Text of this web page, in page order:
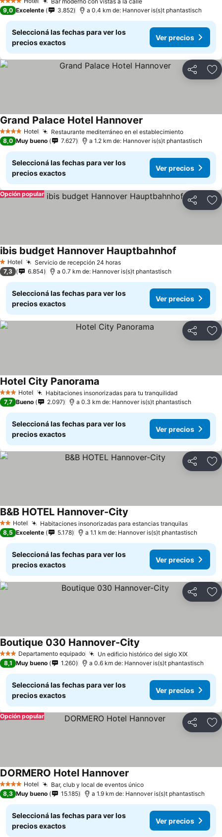
4 Estrellas Ver precios
9,0 Excelente 3.852 a 0.4 km de: Hannover is(s)t phantastisch
Seleccioná las fechas para ver los
precios exactos
Ver precios
Compartir
4 EstrellasHotel Restaurante mediterráneo en el establecimientoVer
Grand Palace Hotel Hannover
8,0 Muy bueno 7.627 a 1.2 km de: Hannover is(s)t phantastisch
Seleccioná las fechas para ver los
precios exactos
Ver precios
Compartir
Opción popular
1 Estrellas
Hotel Servicio de recepción 24 horasVer precios
ibis budget Hannover Hauptbahnhof
7,3 6.854 a 0.7 km de: Hannover is(s)t phantastisch
Seleccioná las fechas para ver los
precios exactos
Ver precios
Compartir
3 Estrellas
Hotel Habitaciones insonorizadas para tu tranquilidadVer precios
Hotel City Panorama
7,7 Bueno 2.097 a 0.3 km de: Hannover is(s)t phantastisch
Seleccioná las fechas para ver los
precios exactos
Ver precios
Compartir
2 Estrellas
Hotel Habitaciones insonorizadas para estancias tranquilasVer
B&B HOTEL Hannover-City
8,5 Excelente 5.178 a 1.1 km de: Hannover is(s)t phantastisch
Seleccioná las fechas para ver los
precios exactos
Ver precios
Compartir
3 EstrellasDepartamento equipado Un edificio histórico del siglo XIXVer
Boutique 030 Hannover-City
8,1 Muy bueno 1.260 a 0.6 km de: Hannover is(s)t phantastisch
Seleccioná las fechas para ver los
precios exactos
Ver precios
Compartir
Opción popular
4 EstrellasHotel Bar, club y local de eventos únicoVer precios
DORMERO Hotel Hannover
8,3 Muy bueno 15.185 a 1.9 km de: Hannover is(s)t phantastisch
Seleccioná las fechas para ver los
precios exactos
Ver precios